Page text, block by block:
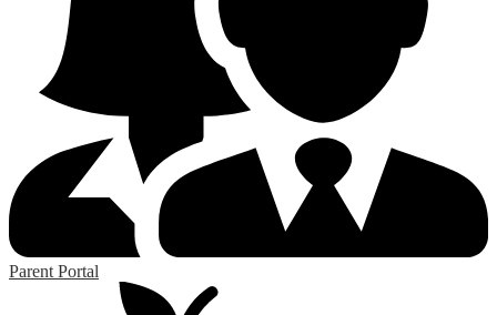
Parent Portal